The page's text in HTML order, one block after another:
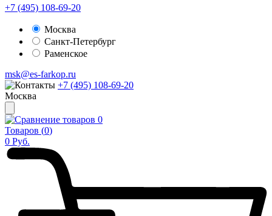
+7 (495) 108-69-20
Москва
Санкт-Петербург
Раменское
msk@es-farkop.ru
+7 (495) 108-69-20
Москва
0
Товаров (0)
0 Руб.